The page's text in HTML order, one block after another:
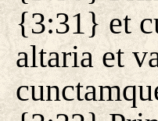
{3:31} et
altaria et